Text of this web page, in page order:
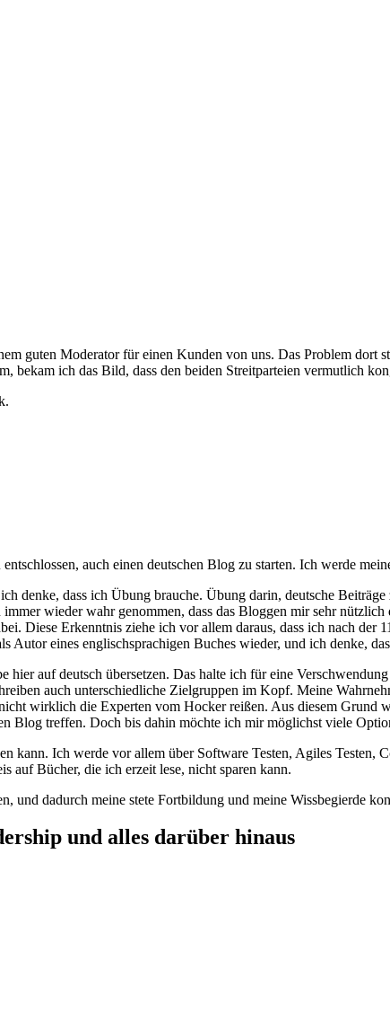
guten Moderator für einen Kunden von uns. Das Problem dort
bekam ich das Bild, dass den beiden Streitparteien vermutlich
auch einen deutschen Blog zu starten. Ich werde
denke, dass ich Übung brauche. Übung darin, deutsche
wieder wahr genommen, dass das Bloggen mir sehr
Diese Erkenntnis ziehe ich vor allem daraus, dass ich nach der
Autor eines englischsprachigen Buches wieder, und ich denke,
hier auf deutsch übersetzen. Das halte ich für eine
auch unterschiedliche Zielgruppen im Kopf. Meine
wirklich die Experten vom Hocker reißen. Aus diesem Grund
Blog treffen. Doch bis dahin möchte ich mir möglichst viele
kann. Ich werde vor allem über Software Testen, Agiles
auf Bücher, die ich erzeit lese, nicht sparen kann.
und dadurch meine stete Fortbildung und meine Wissbegierde
und alles darüber hinaus